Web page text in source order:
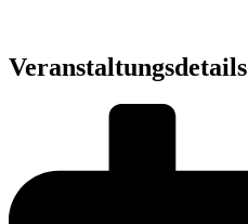
Veranstaltungsdetails